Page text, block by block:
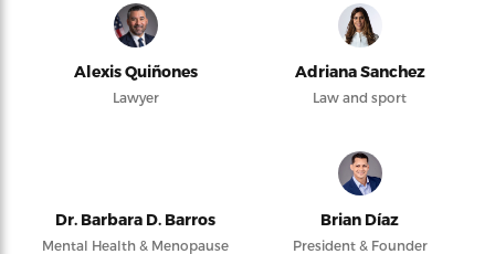
Alexis Quiñones
Lawyer
Adriana Sanchez
Law and sport
Dr. Barbara D. Barros
Mental Health & Menopause
Brian Díaz
President & Founder